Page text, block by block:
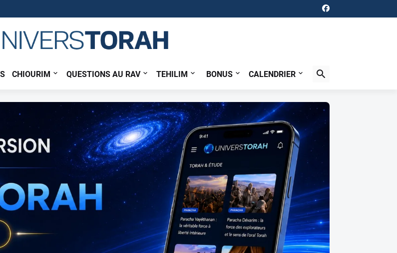
CHIOURIM QUESTIONS AU RAV TEHILIM BONUS CALENDRIER